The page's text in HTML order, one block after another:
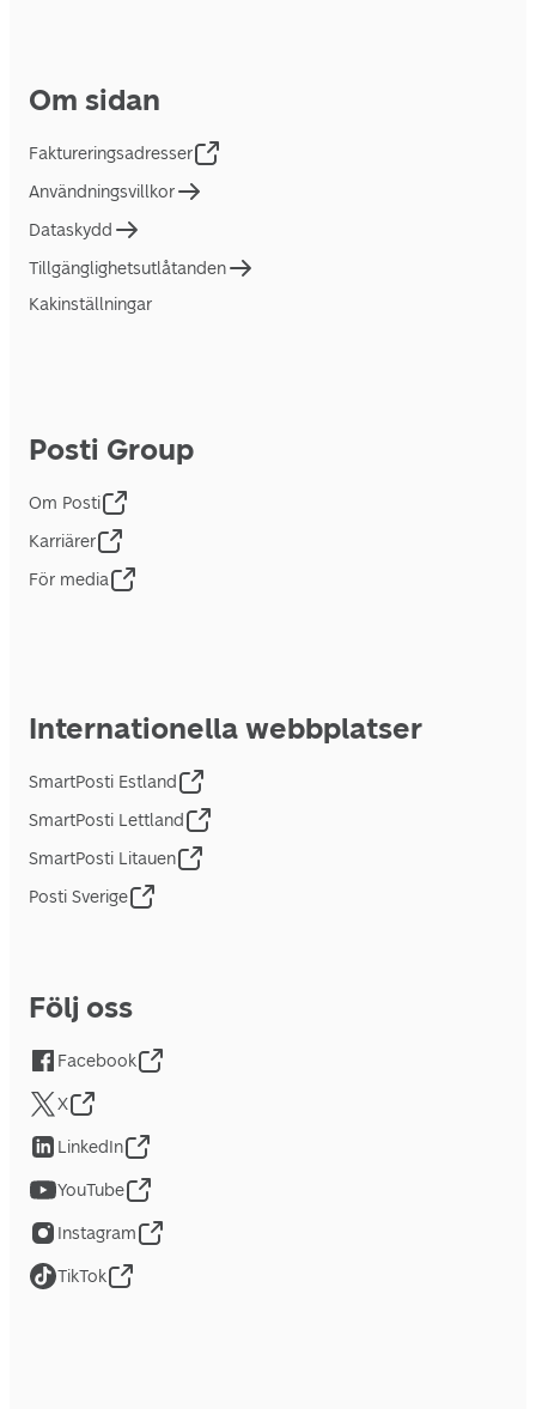
Om sidan
Faktureringsadresser
Användningsvillkor
Dataskydd
Tillgänglighetsutlåtanden
Kakinställningar
Posti Group
Om Posti
Karriärer
För media
Internationella webbplatser
SmartPosti Estland
SmartPosti Lettland
SmartPosti Litauen
Posti Sverige
Följ oss
Facebook
X
LinkedIn
YouTube
Instagram
TikTok